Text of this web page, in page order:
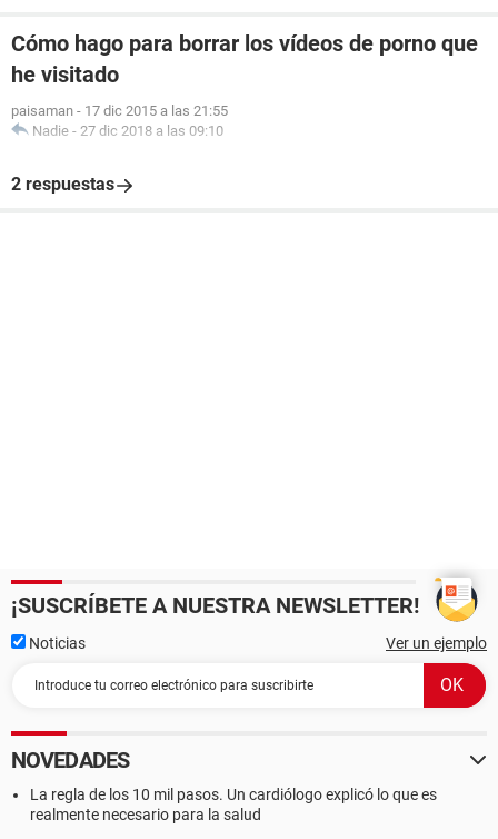
Cómo hago para borrar los vídeos de porno que
he visitado
paisaman - 17 dic 2015 a las 21:55
Nadie - 27 dic 2018 a las 09:10
2 respuestas
¡SUSCRÍBETE A NUESTRA NEWSLETTER!
Noticias Ver un ejemplo
NOVEDADES
La regla de los 10 mil pasos. Un cardiólogo explicó lo que es
realmente necesario para la salud